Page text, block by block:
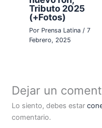
Tributo 2025
(+Fotos)
Por Prensa Latina /7
Febrero, 2025
Dejar un
Lo siento, debes estar
comentario.